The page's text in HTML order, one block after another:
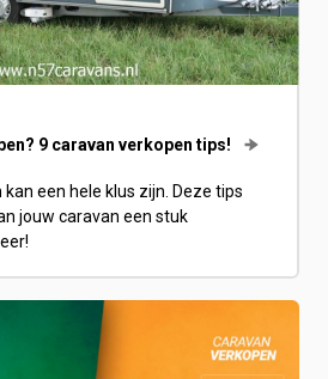
9 caravan verkopen tips!
een hele klus zijn. Deze tips
jouw caravan een stuk